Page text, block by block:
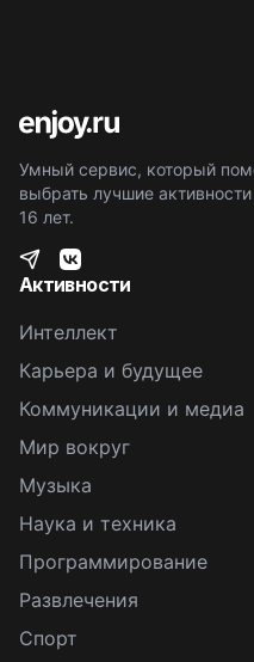
Умный сервис, который
выбрать лучшие
16 лет.
Активности
Интеллект
Карьера и будущее
Коммуникации и медиа
Мир вокруг
Музыка
Наука и техника
Программирование
Развлечения
Спорт